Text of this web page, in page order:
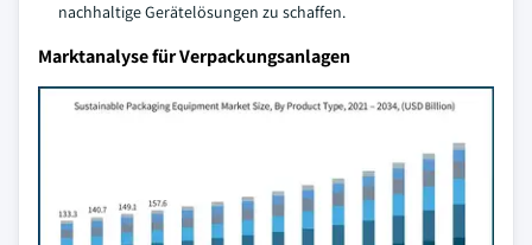
nachhaltige Gerätelösungen zu schaffen.
Marktanalyse für Verpackungsanlagen